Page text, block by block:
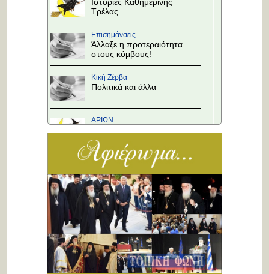
Τρέλας
Επισημάνσεις
Άλλαξε η προτεραιότητα
στους κόμβους!
Κική Ζέρβα
Πολιτικά και άλλα
ΑΡΙΩΝ
Τρέλας
Επισημάνσεις
αποφασίσει
Κική Ζέρβα
Πολιτικά και άλλα
ΑΡΙΩΝ
Ιστορίες Καθημερινής
Τρέλας